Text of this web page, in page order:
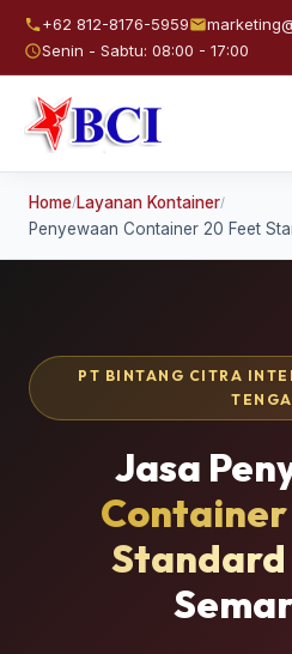
+62 812-8176-5959
Senin - Sabtu: 08:00 - 17:00
Home/Layanan Kontainer/
Penyewaan Container 20 Feet
PT BINTANG CITRA
Jasa
Standard